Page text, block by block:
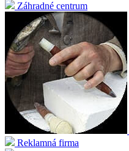
Záhradné centrum
Reklamná firma